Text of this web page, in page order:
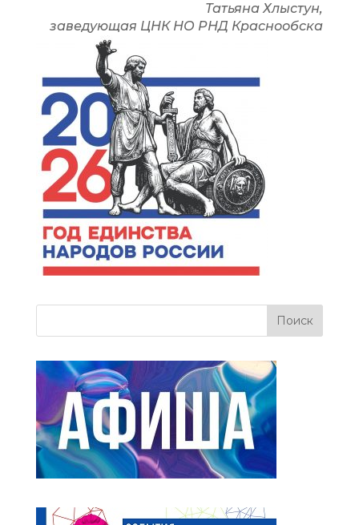
Татьяна Хлыстун,
заведующая ЦНК НО РНД Краснообска